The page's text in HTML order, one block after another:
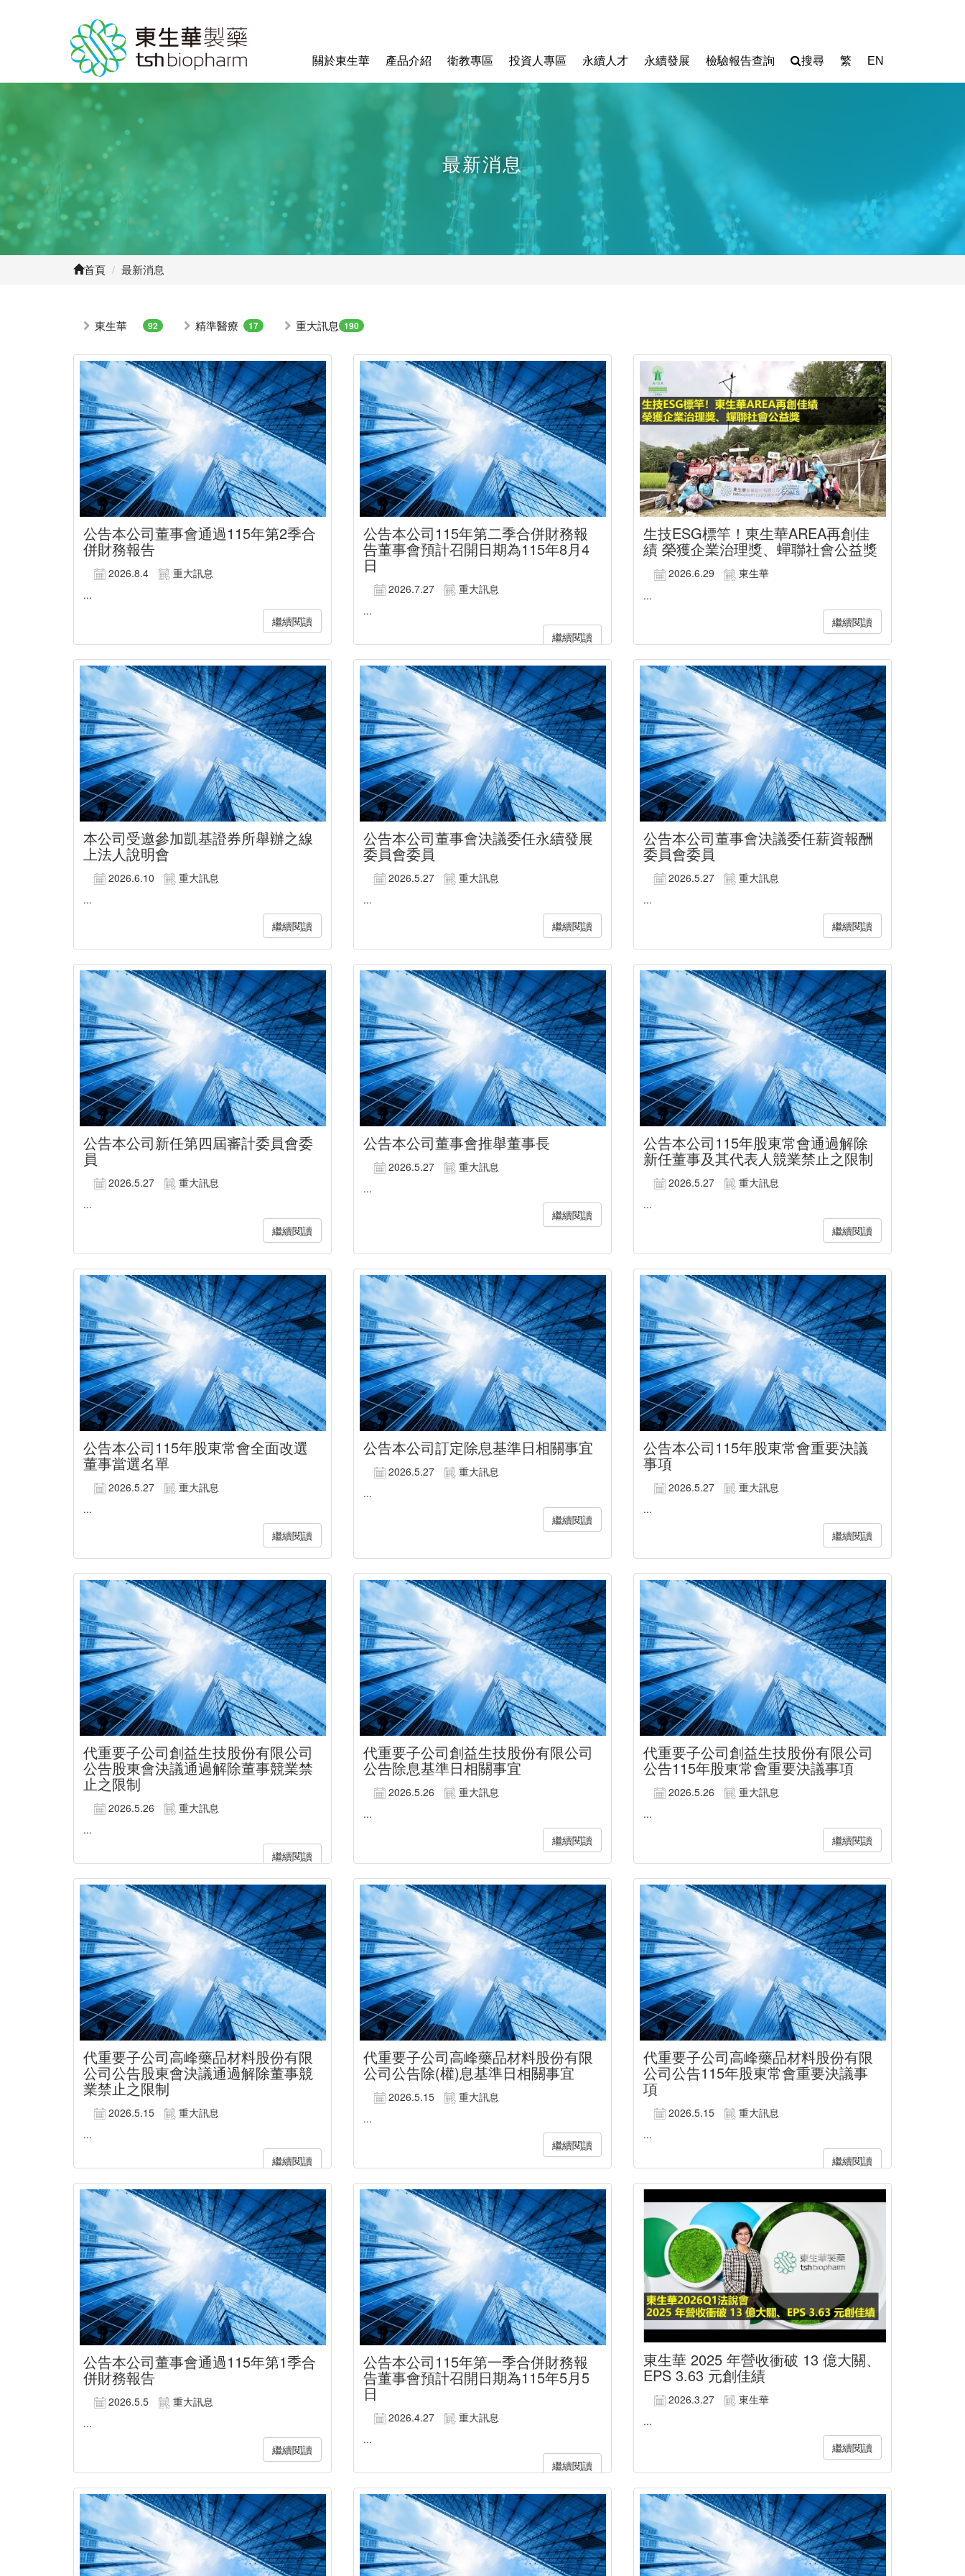
關於東生華 產品介紹 衛教專區 投資人專區 永續人才 永續發展 檢驗報告查詢 搜尋 繁 EN
最新消息
首頁 / 最新消息
東生華 92 精準醫療 17 重大訊息 190
公告本公司董事會通過115年第2季合
併財務報告
2026.8.4
重大訊息
...
繼續閱讀
公告本公司115年第二季合併財務報
告董事會預計召開日期為115年8月4
日
2026.7.27
重大訊息
...
繼續閱讀
生技ESG標竿！東生華AREA再創佳
績 榮獲企業治理獎、蟬聯社會公益獎
2026.6.29
東生華
...
繼續閱讀
本公司受邀參加凱基證券所舉辦之線
上法人說明會
2026.6.10
重大訊息
...
繼續閱讀
公告本公司董事會決議委任永續發展
委員會委員
2026.5.27
重大訊息
...
繼續閱讀
公告本公司董事會決議委任薪資報酬
委員會委員
2026.5.27
重大訊息
...
繼續閱讀
公告本公司新任第四屆審計委員會委
員
2026.5.27
重大訊息
...
繼續閱讀
公告本公司董事會推舉董事長
2026.5.27
重大訊息
...
繼續閱讀
公告本公司115年股東常會通過解除
新任董事及其代表人競業禁止之限制
2026.5.27
重大訊息
...
繼續閱讀
公告本公司115年股東常會全面改選
董事當選名單
2026.5.27
重大訊息
...
繼續閱讀
公告本公司訂定除息基準日相關事宜
2026.5.27
重大訊息
...
繼續閱讀
公告本公司115年股東常會重要決議
事項
2026.5.27
重大訊息
...
繼續閱讀
代重要子公司創益生技股份有限公司
公告股東會決議通過解除董事競業禁
止之限制
2026.5.26
重大訊息
...
繼續閱讀
代重要子公司創益生技股份有限公司
公告除息基準日相關事宜
2026.5.26
重大訊息
...
繼續閱讀
代重要子公司創益生技股份有限公司
公告115年股東常會重要決議事項
2026.5.26
重大訊息
...
繼續閱讀
代重要子公司高峰藥品材料股份有限
公司公告股東會決議通過解除董事競
業禁止之限制
2026.5.15
重大訊息
...
繼續閱讀
代重要子公司高峰藥品材料股份有限
公司公告除(權)息基準日相關事宜
2026.5.15
重大訊息
...
繼續閱讀
代重要子公司高峰藥品材料股份有限
公司公告115年股東常會重要決議事
項
2026.5.15
重大訊息
...
繼續閱讀
公告本公司董事會通過115年第1季合
併財務報告
2026.5.5
重大訊息
...
繼續閱讀
公告本公司115年第一季合併財務報
告董事會預計召開日期為115年5月5
日
2026.4.27
重大訊息
...
繼續閱讀
東生華 2025 年營收衝破 13 億大關、
EPS 3.63 元創佳績
2026.3.27
東生華
...
繼續閱讀